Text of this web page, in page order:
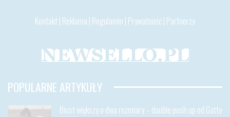
Kontakt | Reklama | Regulamin | Prywatność| Partnerzy
POPULARNE ARTYKUŁY
Biust większy o dwa rozmiary – double push up od Gatty